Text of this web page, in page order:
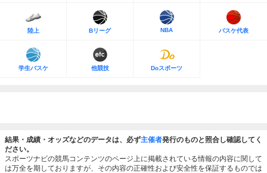
陸上 Bリーグ NBA バスケ代表
学生バスケ 他競技 Doスポーツ
結果・成績・オッズなどのデータは、必ず主催者発行のものと照合し確認してく
ださい。
スポーツナビの競馬コンテンツのページ上に掲載されている情報の内容に関して
は万全を期しておりますが、その内容の正確性および安全性を保証するものでは